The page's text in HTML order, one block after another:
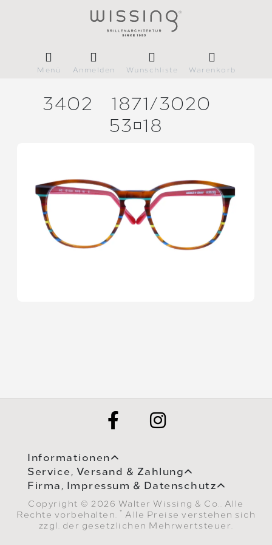
Menü Anmelden Wunschliste Warenkorb
3402 1871/3020
5318
Informationen
Service, Versand & Zahlung
Firma, Impressum & Datenschutz
Copyright © 2026 Walter Wissing & Co.. Alle
Rechte vorbehalten.
* Alle Preise verstehen sich
zzgl. der gesetzlichen Mehrwertsteuer.